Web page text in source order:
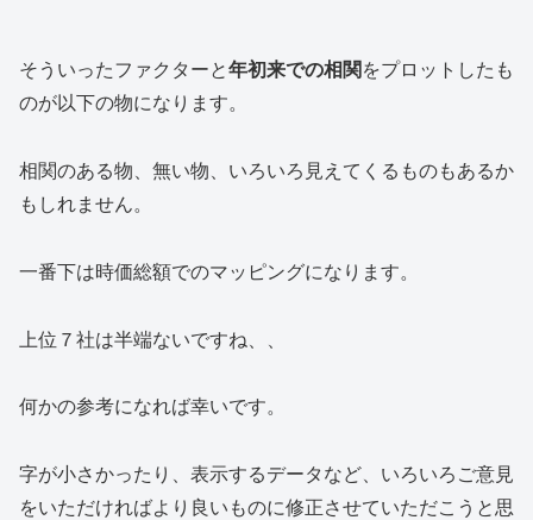
そういったファクターと年初来での相関をプロットしたも
のが以下の物になります。
相関のある物、無い物、いろいろ見えてくるものもあるか
もしれません。
一番下は時価総額でのマッピングになります。
上位７社は半端ないですね、、
何かの参考になれば幸いです。
字が小さかったり、表示するデータなど、いろいろご意見
をいただければより良いものに修正させていただこうと思